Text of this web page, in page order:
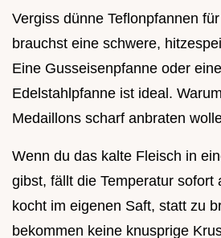
Vergiss dünne Teflonpfannen
brauchst eine schwere,
Eine Gusseisenpfanne oder
Edelstahlpfanne ist ideal.
Medaillons scharf anbraten
Wenn du das kalte Fleisch in
gibst, fällt die Temperatur sofort
kocht im eigenen Saft, statt zu
bekommen keine knusprige